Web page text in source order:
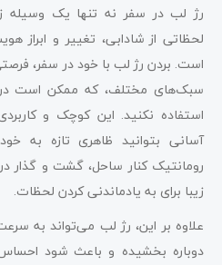
رژ لب در سفر نه تنها یک وسیله
لحظاتی از شادابی، تغییر و
است. بردن رژ لب با خود در سفر،
سبک‌های مختلف، که ممکن است در
استفاده نکنید. این کوچک و
آسانی بتوانید ظاهری تازه به
رومانتیک کنار ساحل، گشت و
زیبا برای به یادماندنی کردن لحظات.
علاوه بر این، رژ لب می‌تواند به
دوباره بخشیده و باعث شود